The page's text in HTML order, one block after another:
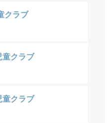
クラブ
童クラブ
童クラブ